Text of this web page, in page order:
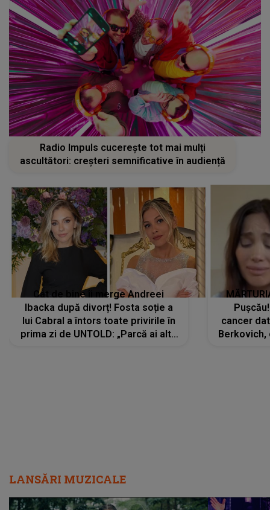
Radio Impuls cucerește tot mai mulți
ascultători: creșteri semnificative în audiență
Cât de bine îi merge Andreei
Ibacka după divorț! Fosta soție a
lui Cabral a întors toate privirile în
prima zi de UNTOLD: „Parcă ai altă
cancer
Berkovich,
LANSĂRI MUZICALE